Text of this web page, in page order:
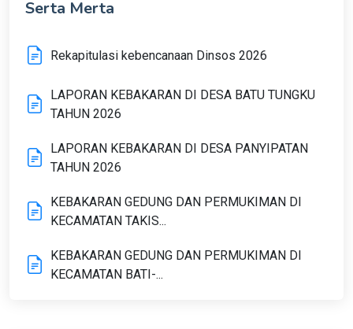
Serta Merta
Rekapitulasi kebencanaan Dinsos 2026
LAPORAN KEBAKARAN DI DESA BATU TUNGKU
TAHUN 2026
LAPORAN KEBAKARAN DI DESA PANYIPATAN
TAHUN 2026
KEBAKARAN GEDUNG DAN PERMUKIMAN DI
KECAMATAN TAKIS...
KEBAKARAN GEDUNG DAN PERMUKIMAN DI
KECAMATAN BATI-...